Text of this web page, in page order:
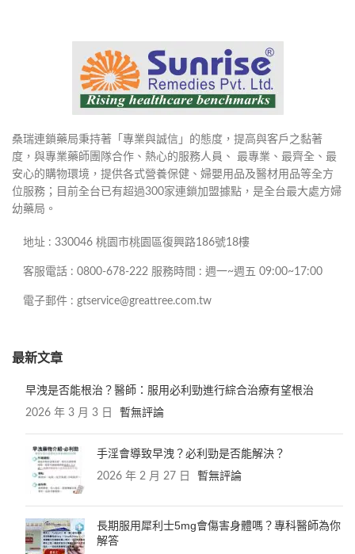
桑瑞連鎖藥局秉持著「專業與誠信」的態度，提高與客戶之黏著
度，與專業藥師團隊合作、熱心的服務人員、 最專業、最齊全、最
安心的購物環境，提供各式營養保健、婦嬰用品及醫材用品等全方
位服務；目前全台已有超過300家連鎖加盟據點，是全台最大處方婦
幼藥局。
地址 : 330046 桃園市桃園區復興路186號18樓
客服電話 : 0800-678-222 服務時間 : 週一~週五 09:00~17:00
電子郵件 : gtservice@greattree.com.tw
最新文章
早洩是否能根治？醫師：服用必利勁進行綜合治療有望根治
2026 年 3 月 3 日 暫無評論
手淫會導致早洩？必利勁是否能解決？
2026 年 2 月 27 日 暫無評論
長期服用犀利士5mg會傷害身體嗎？專科醫師為你
解答